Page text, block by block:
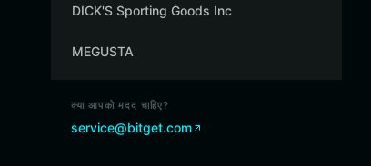
DICK'S Sporting Goods Inc
MEGUSTA
क्या आपको मदद चाहिए?
service@bitget.com